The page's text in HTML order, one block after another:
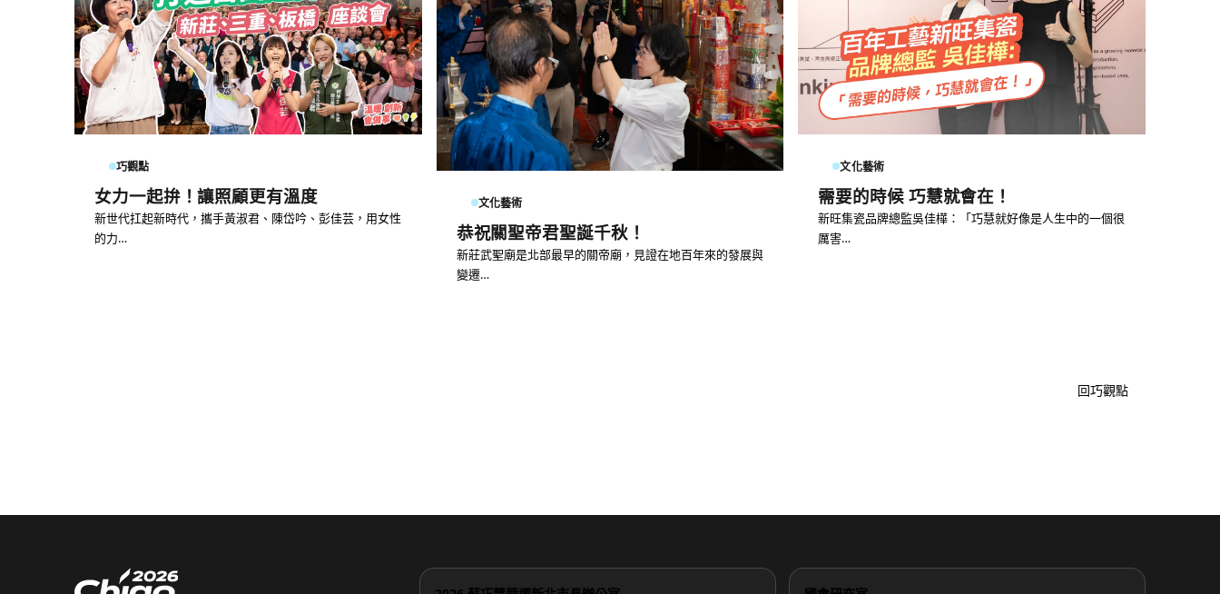
巧觀點
女力一起拚！讓照顧更有溫度
新世代扛起新時代，攜手黃淑君、陳岱吟、彭佳芸，用女性
的力…
文化藝術
恭祝關聖帝君聖誕千秋！
新莊武聖廟是北部最早的關帝廟，見證在地百年來的發展與
變遷…
文化藝術
需要的時候 巧慧就會在！
新旺集瓷品牌總監吳佳樺：「巧慧就好像是人生中的一個很
厲害…
回巧觀點